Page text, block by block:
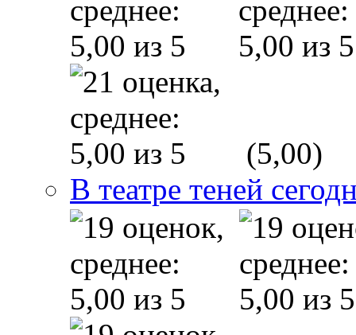
(5,00)
В театре теней